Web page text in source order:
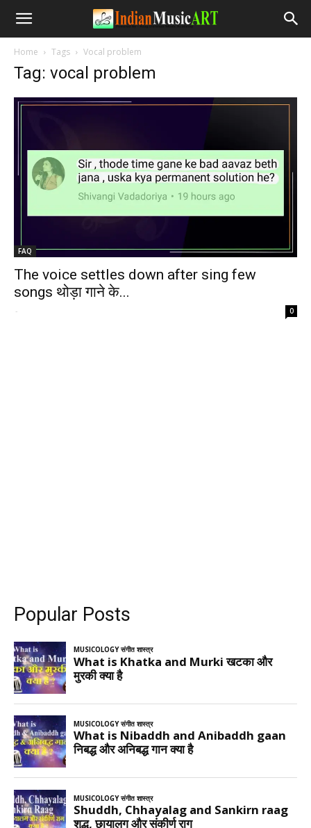
Home Tags Vocal problem
Tag: vocal problem
FAQ
The voice settles down after sing few
songs थोड़ा गाने के...
- 0
Popular Posts